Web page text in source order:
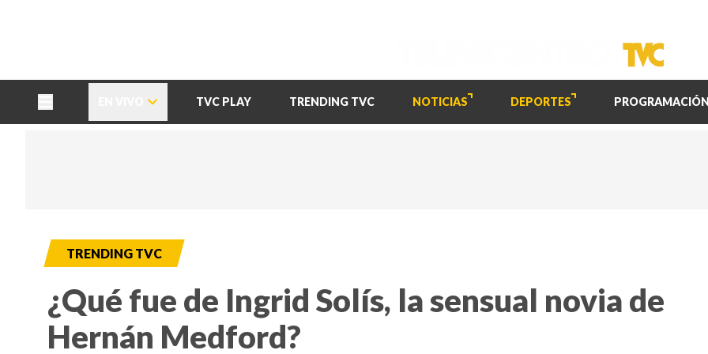
TVC PLAY TRENDING TVC NOTICIAS DEPORTES PROGRAMACIÓN
TRENDING TVC
¿Qué fue de Ingrid Solís, la sensual novia de
Hernán Medford?